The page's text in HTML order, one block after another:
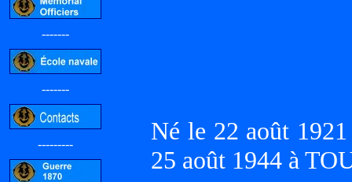
-------
-------
---------
Né le 22 août
25 août 1944 à